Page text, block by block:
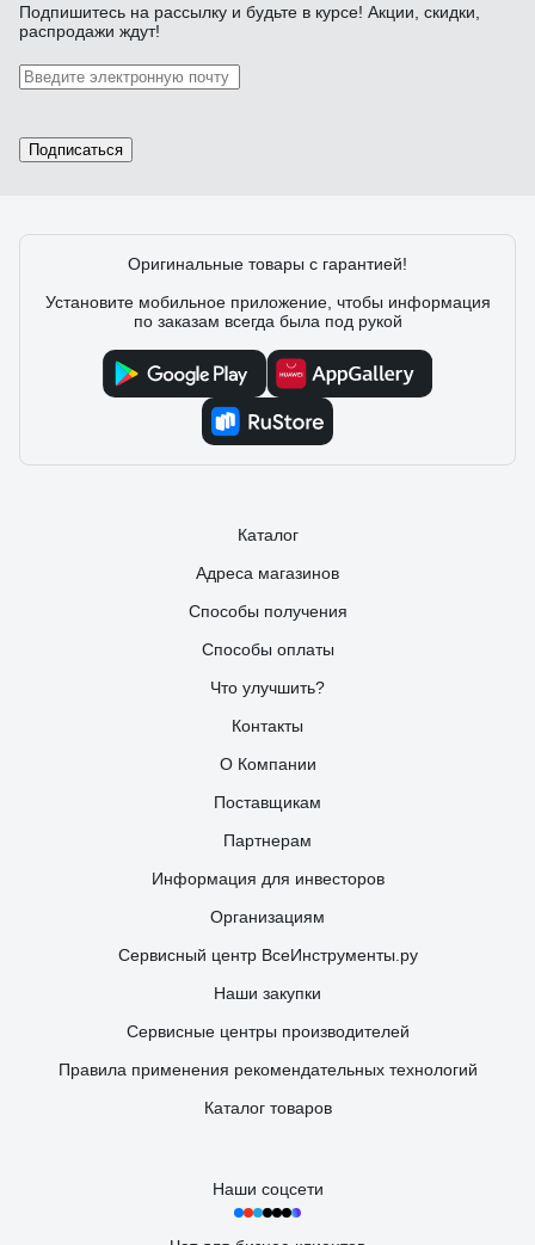
Подпишитесь на рассылку и будьте в курсе! Акции, скидки,
распродажи ждут!
Подписаться
Оригинальные товары с гарантией!
Установите мобильное приложение, чтобы информация
по заказам всегда была под рукой
Каталог
Адреса магазинов
Способы получения
Способы оплаты
Что улучшить?
Контакты
О Компании
Поставщикам
Партнерам
Информация для инвесторов
Организациям
Сервисный центр ВсеИнструменты.ру
Наши закупки
Сервисные центры производителей
Правила применения рекомендательных технологий
Каталог товаров
Наши соцсети